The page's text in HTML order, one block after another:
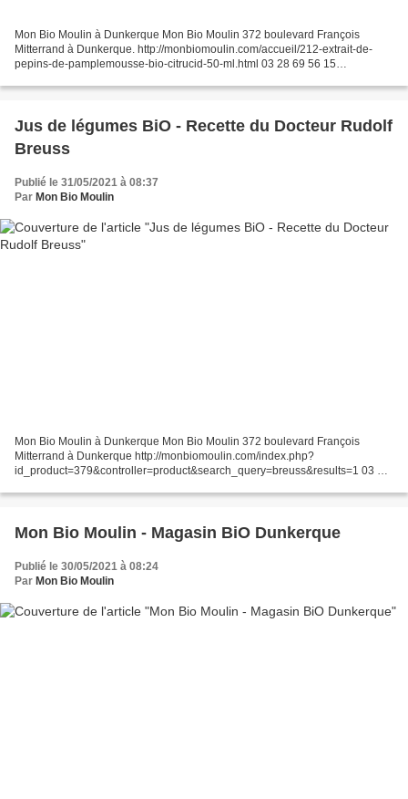
Mon Bio Moulin à Dunkerque Mon Bio Moulin 372 boulevard François
Mitterrand à Dunkerque. http://monbiomoulin.com/accueil/212-extrait-de-
pepins-de-pamplemousse-bio-citrucid-50-ml.html 03 28 69 56 15
Jus de légumes BiO - Recette du Docteur Rudolf
Breuss
Publié le 31/05/2021 à 08:37
Par Mon Bio Moulin
Mon Bio Moulin à Dunkerque Mon Bio Moulin 372 boulevard François
Mitterrand à Dunkerque http://monbiomoulin.com/index.php?
id_product=379&controller=product&search_query=breuss&results=1 03 28
Mon Bio Moulin - Magasin BiO Dunkerque
Publié le 30/05/2021 à 08:24
Par Mon Bio Moulin